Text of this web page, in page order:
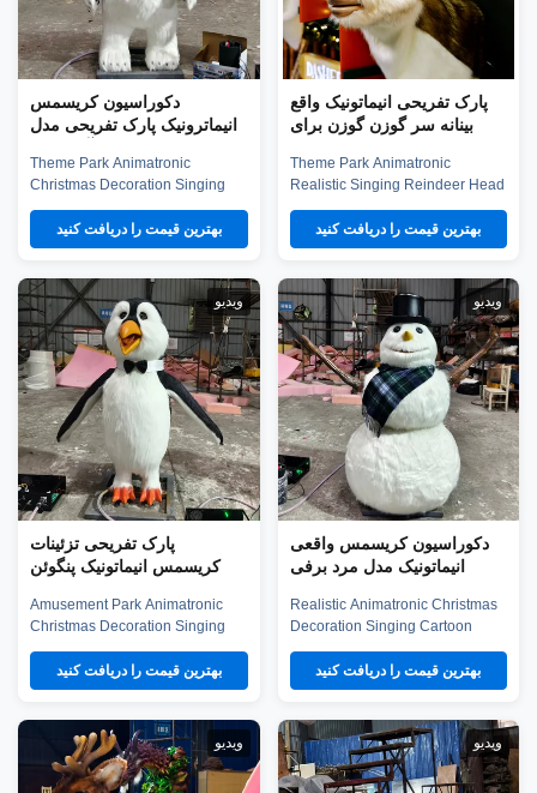
پارک تفریحی انیماتونیک واقع
بینانه سر گوزن گوزن برای
Theme Park Animatronic
Realistic Singing Reindeer
For Christmas Decoration
Product description Our
animatronic animals adopt high
standerd steel, durable motors
and elastic fiber silicone skin.
Waterproof, resistant to high
temperatures and strong winds,
and uvioresista...
بهترین قیمت را دریافت کنید
دکوراسیون کریسمس
انیماترونیک پارک تفریحی مدل
Theme Park Animatronic
Christmas Decoration Singing
Cartoon Polar Bear Model
Product description Our
animatronic animals adopt high
standerd steel, durable motors
and elastic fiber silicone skin.
Waterproof, resistant to high
temperatures and strong winds,
and uvioresistant. ...
بهترین قیمت را دریافت کنید
ویدیو
دکوراسیون کریسمس واقعی
انیماتونیک مدل مرد برفی
Realistic Animatronic Christmas
Decoration Singing Cartoon
Snowman Model Product
description Our animatronic
animals adopt high density
durable motors and elastic fiber
silicone skin. Waterproof,
resistant to high temperatures
بهترین قیمت را دریافت کنید
ویدیو
پارک تفریحی تزئینات
کریسمس انیماتونیک پنگوئن
Amusement Park Animatronic
Christmas Decoration Singing
Cartoon Penguin for Sale
Product description Our
animatronic animals adopt high
standerd steel, durable motors
and elastic fiber silicone skin.
Waterproof, resistant to high
بهترین قیمت را دریافت کنید
ویدیو ویدیو